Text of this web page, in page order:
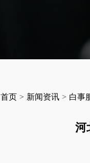
首页 > 新闻资讯 > 白事
河